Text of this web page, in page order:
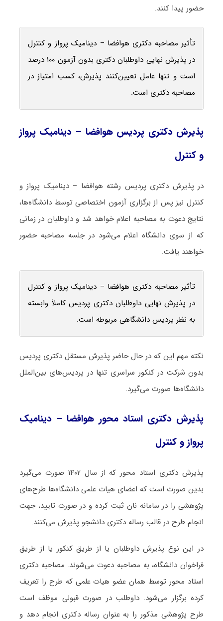
حضور پیدا کنند.
تأثیر مصاحبه دکتری هوافضا – دینامیک پرواز و کنترل
در پذیرش نهایی داوطلبان دکتری بدون آزمون ۱۰۰ درصد
است و تنها عامل تعیین‌کنند پذیرش، کسب امتیاز در
مصاحبه دکتری است.
پذیرش دکتری پردیس هوافضا – دینامیک پرواز
و کنترل
در پذیرش دکتری پردیس رشته هوافضا – دینامیک پرواز و
کنترل نیز پس از برگزاری آزمون اختصاصی توسط دانشگاه‌ها،
نتایج دعوت به مصاحبه اعلام خواهد شد و داوطلبان در زمانی
که از سوی دانشگاه اعلام می‌شود در جلسه مصاحبه حضور
خواهند یافت.
تأثیر مصاحبه دکتری هوافضا – دینامیک پرواز و کنترل
در پذیرش نهایی داوطلبان دکتری پردیس کاملاً وابسته
به نظر پردیس دانشگاهی مربوطه است.
نکته مهم این که در حال حاضر پذیرش مستقل دکتری پردیس
بدون شرکت در کنکور سراسری تنها در پردیس‌های بین‌الملل
دانشگاه‌ها صورت می‌گیرد.
پذیرش دکتری استاد محور هوافضا – دینامیک
پرواز و کنترل
پذیرش دکتری استاد محور که از سال ۱۴۰۲ صورت می‌گیرد
بدین صورت است که اعضای هیات علمی دانشگاه‌ها طرح‌های
پژوهشی را در سامانه نان ثبت کرده و در صورت تایید، جهت
انجام طرح در قالب رساله دکتری دانشجو پذیرش می‌کنند.
در این نوع پذیرش داوطلبان یا از طریق کنکور یا از طریق
فراخوان دانشگاه، به مصاحبه دعوت می‌شوند. مصاحبه دکتری
استاد محور توسط همان عضو هیات علمی که طرح را تعریف
کرده برگزار می‌شود. داوطلب در صورت قبولی موظف است
طرح پژوهشی مذکور را به عنوان رساله دکتری انجام دهد و